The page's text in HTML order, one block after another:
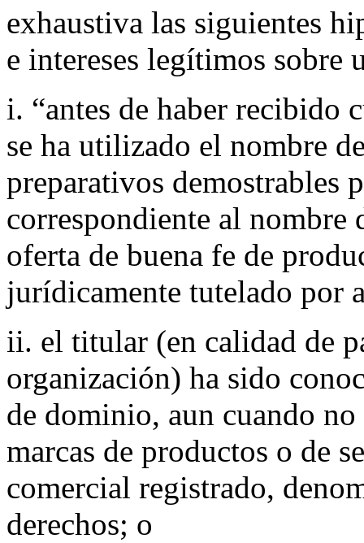
exhaustiva las siguientes
e intereses legítimos sobre
i. “antes de haber recibido
se ha utilizado el nombre
preparativos demostrables
correspondiente al
oferta de buena fe de
jurídicamente tutelado por
ii. el titular (en calidad de
organización) ha sido
de dominio, aun cuando
marcas de productos o de
comercial registrado,
derechos; o